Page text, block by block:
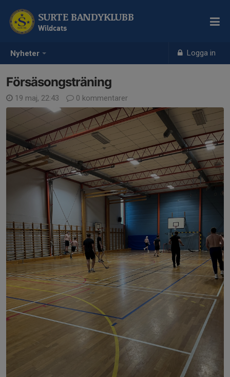
Nyheter Logga in
SURTE BANDYKLUBB
Wildcats
Försäsongsträning
19 maj, 22:43 0 kommentarer